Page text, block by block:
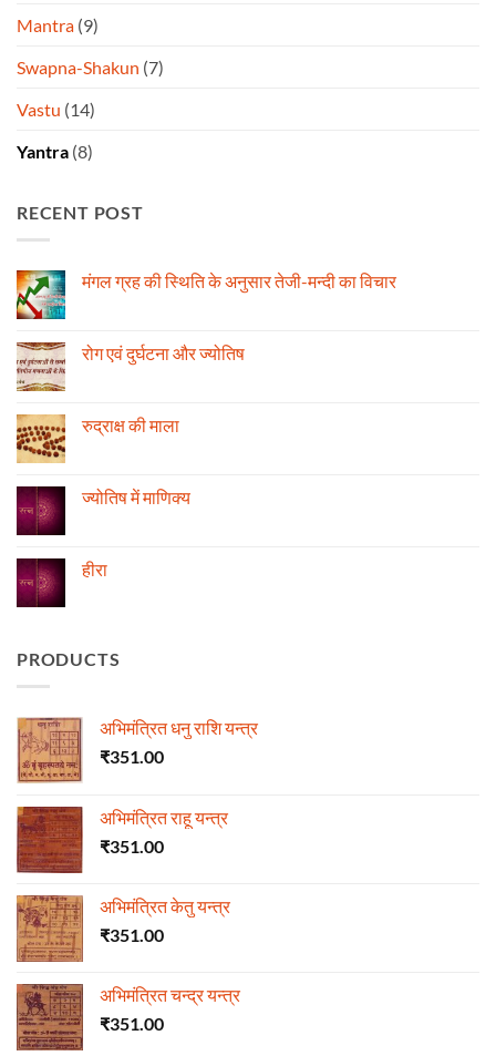
Mantra (9)
Swapna-Shakun (7)
Vastu (14)
Yantra (8)
RECENT POST
मंगल ग्रह की स्थिति के अनुसार तेजी-मन्दी का विचार
मंगल
ग्रह
अनुसार
तेजी-
रोग एवं दुर्घटना और ज्योतिष
रोग
एवं
रुद्राक्ष की माला
रुद्राक्ष
की
ज्योतिष में माणिक्य
ज्योतिष
मेंहीरा
PRODUCTS
अभिमंत्रित धनु राशि यन्त्र
₹351.00
अभिमंत्रित राहू यन्त्र
₹351.00
अभिमंत्रित केतु यन्त्र
₹351.00
अभिमंत्रित चन्द्र यन्त्र
₹351.00